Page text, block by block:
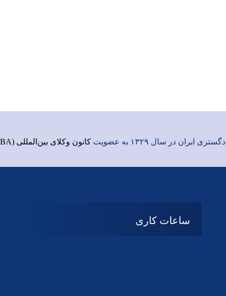
ایران در سال ۱۳۲۹ به عضویت کانون وکلای بین‌المللی (IBA)
ساعات کاری